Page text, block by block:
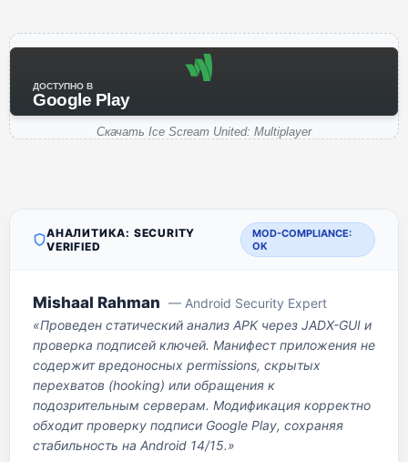
ДОСТУПНО В
Google Play
Скачать Ice Scream United: Multiplayer
АНАЛИТИКА: SECURITY
VERIFIED
MOD-COMPLIANCE:
OK
Mishaal Rahman — Android Security Expert
«Проведен статический анализ APK через JADX-GUI и
проверка подписей ключей. Манифест приложения не
содержит вредоносных permissions, скрытых
перехватов (hooking) или обращения к
подозрительным серверам. Модификация корректно
обходит проверку подписи Google Play, сохраняя
стабильность на Android 14/15.»